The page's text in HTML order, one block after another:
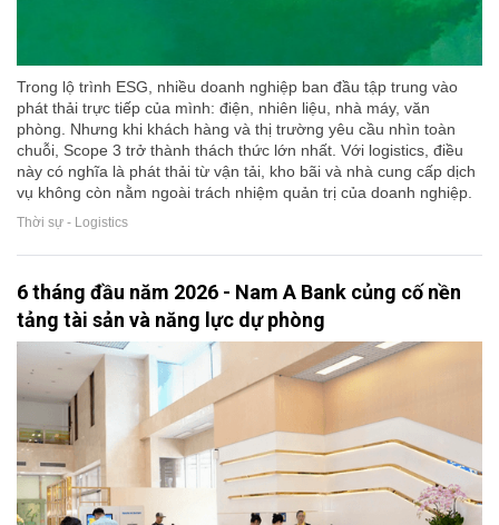
Trong lộ trình ESG, nhiều doanh nghiệp ban đầu tập trung vào
phát thải trực tiếp của mình: điện, nhiên liệu, nhà máy, văn
phòng. Nhưng khi khách hàng và thị trường yêu cầu nhìn toàn
chuỗi, Scope 3 trở thành thách thức lớn nhất. Với logistics, điều
này có nghĩa là phát thải từ vận tải, kho bãi và nhà cung cấp dịch
vụ không còn nằm ngoài trách nhiệm quản trị của doanh nghiệp.
Thời sự - Logistics
6 tháng đầu năm 2026 - Nam A Bank củng cố nền
tảng tài sản và năng lực dự phòng